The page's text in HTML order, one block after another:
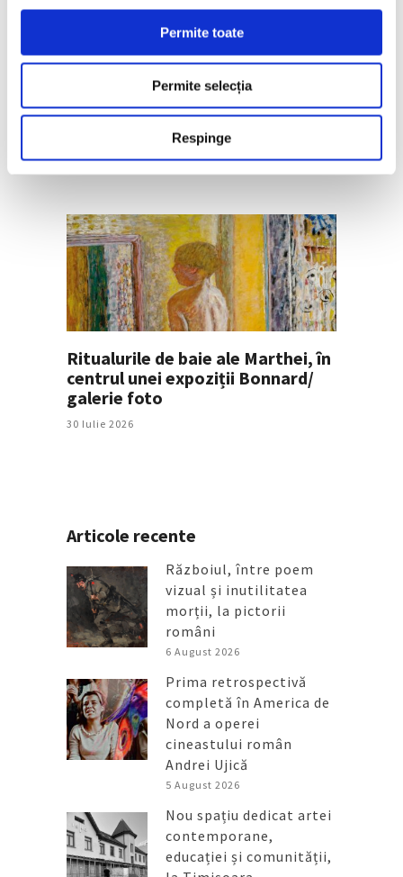
Permite toate
Permite selecția
Respinge
„Tovarășele sau emanciparea
prin muncă”, la Muzeul de Artă
Brașov
Ritualurile de baie ale Marthei, în
centrul unei expoziții Bonnard/
galerie foto
30 Iulie 2026
Articole recente
Războiul, între poem
vizual și inutilitatea
morții, la pictorii
români
6 August 2026
Prima retrospectivă
completă în America de
Nord a operei
cineastului român
Andrei Ujică
5 August 2026
Nou spațiu dedicat artei
contemporane,
educației și comunității,